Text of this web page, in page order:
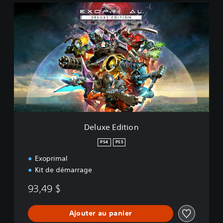
e
E
d
i
t
i
o
Deluxe Edition
PS4 PS5
Exoprimal
Kit de démarrage
93,49 $
Ajouter au panier